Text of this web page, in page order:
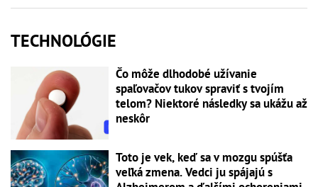
TECHNOLÓGIE
Čo môže dlhodobé užívanie
spaľovačov tukov spraviť s tvojím
telom? Niektoré následky sa ukážu až
neskôr
Toto je vek, keď sa v mozgu spúšťa
veľká zmena. Vedci ju spájajú s